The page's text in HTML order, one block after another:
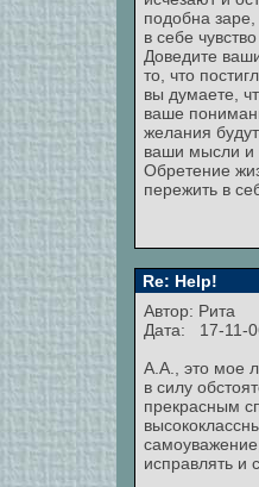
подобна
в себе
Доведите
то, что
вы думаете,
ваше
желания
ваши мысли и
Обретение
пережить в
Re: Help!
Автор: Рита
Дата: 17-11-
А.А., это мое
в силу
прекрасным
исправлять и